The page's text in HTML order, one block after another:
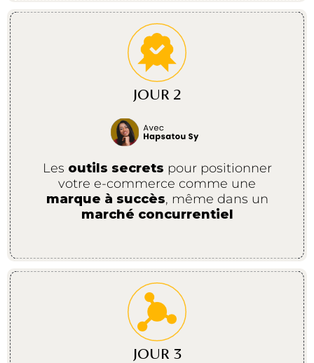
JOUR 2
Les outils secrets pour positionner
votre e-commerce comme une
marque à succès, même dans un
marché concurrentiel
JOUR 3